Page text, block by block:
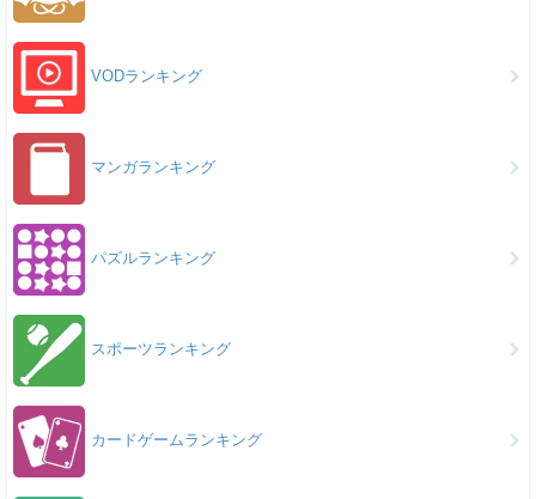
VODランキング
マンガランキング
パズルランキング
スポーツランキング
カードゲームランキング